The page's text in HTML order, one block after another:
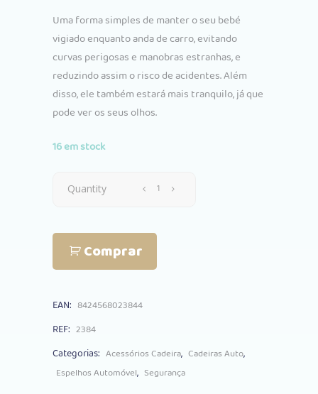
Uma forma simples de manter o seu bebé
vigiado enquanto anda de carro, evitando
curvas perigosas e manobras estranhas, e
reduzindo assim o risco de acidentes. Além
disso, ele também estará mais tranquilo, já que
pode ver os seus olhos.
16 em stock
Espelho
Saro
Quantity
Comprar
EAN: 8424568023844
REF: 2384
Categorias: Acessórios Cadeira, Cadeiras Auto,
Espelhos Automóvel, Segurança